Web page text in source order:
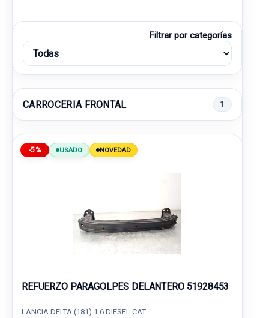
Filtrar por categorías
CARROCERIA FRONTAL 1
-5% USADO NOVEDAD
REFUERZO PARAGOLPES DELANTERO 51928453
LANCIA DELTA (181) 1.6 DIESEL CAT